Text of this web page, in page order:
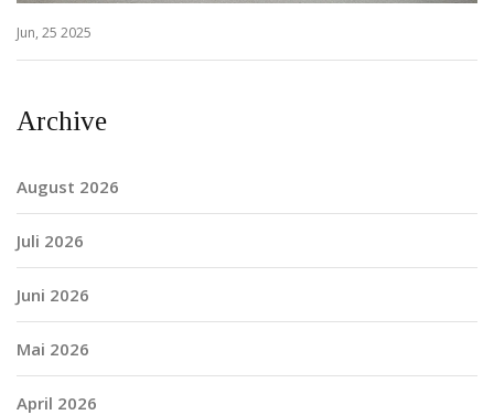
Jun, 25 2025
Archive
August 2026
Juli 2026
Juni 2026
Mai 2026
April 2026